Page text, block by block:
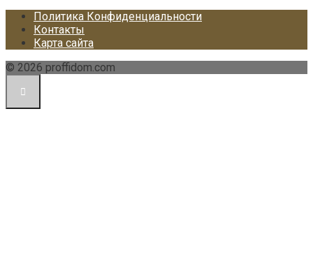
Политика Конфиденциальности
Контакты
Карта сайта
© 2026 proffidom.com